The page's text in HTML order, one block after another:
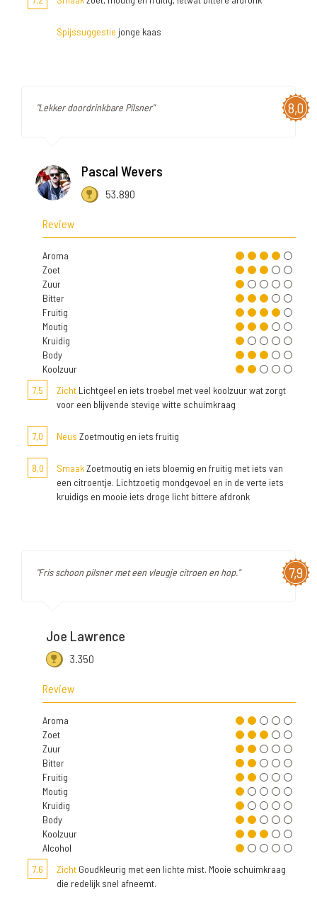
Spijssuggestie jonge kaas
8,0
"Lekker doordrinkbare Pilsner"
Pascal Wevers
53.890
Review
Aroma
Zoet
Zuur
Bitter
Fruitig
Moutig
Kruidig
Body
Koolzuur
7,5
Zicht Lichtgeel en iets troebel met veel koolzuur wat zorgt
voor een blijvende stevige witte schuimkraag
7,0 Neus Zoetmoutig en iets fruitig
8,0 SmaakZoetmoutig en iets bloemig en fruitig met iets van
een citroentje. Lichtzoetig mondgevoel en in de verte iets
kruidigs en mooie iets droge licht bittere afdronk
7,9
"Fris schoon pilsner met een vleugje citroen en hop."
Joe Lawrence
3.350
Review
Aroma
Zoet
Zuur
Bitter
Fruitig
Moutig
Kruidig
Body
Koolzuur
Alcohol
7,6
Zicht Goudkleurig met een lichte mist. Mooie schuimkraag
die redelijk snel afneemt.